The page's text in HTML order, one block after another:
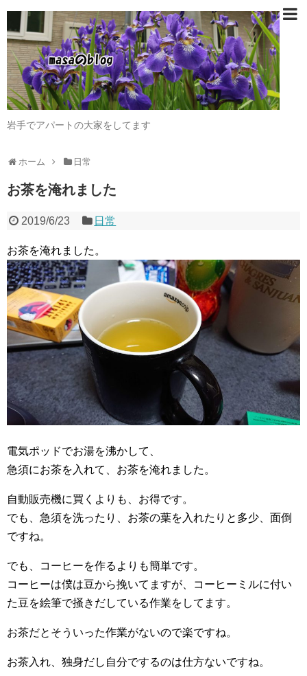
岩手でアパートの大家をしてます
ホーム 日常
お茶を淹れました
2019/6/23 日常
お茶を淹れました。
電気ポッドでお湯を沸かして、
急須にお茶を入れて、お茶を淹れました。
自動販売機に買くよりも、お得です。
でも、急須を洗ったり、お茶の葉を入れたりと多少、面倒
ですね。
でも、コーヒーを作るよりも簡単です。
コーヒーは僕は豆から挽いてますが、コーヒーミルに付い
た豆を絵筆で掻きだしている作業をしてます。
お茶だとそういった作業がないので楽ですね。
お茶入れ、独身だし自分でするのは仕方ないですね。